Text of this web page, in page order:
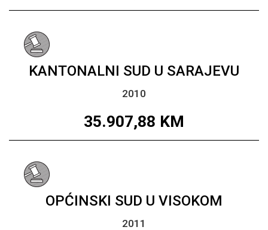
KANTONALNI SUD U SARAJEVU
2010
35.907,88 KM
OPĆINSKI SUD U VISOKOM
2011